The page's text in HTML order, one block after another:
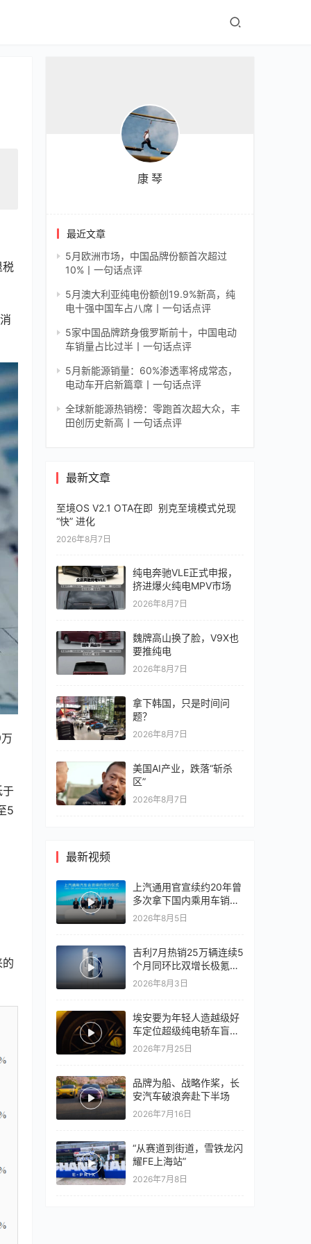
税
于
5
康 琴
最近文章
5月欧洲市场，中国品牌份额首次超过
10%丨一句话点评
5月澳大利亚纯电份额创19.9%新高，纯
电十强中国车占八席丨一句话点评
5家中国品牌跻身俄罗斯前十，中国电动
车销量占比过半丨一句话点评
5月新能源销量：60%渗透率将成常态，
电动车开启新篇章丨一句话点评
全球新能源热销榜：零跑首次超大众，丰
田创历史新高丨一句话点评
最新文章
至境OS V2.1 OTA在即 别克至境模式兑现
“快” 进化
2026年8月7日
纯电奔驰VLE正式申报，
挤进爆火纯电MPV市场
2026年8月7日
魏牌高山换了脸，V9X也
要推纯电
2026年8月7日
拿下韩国，只是时间问
题？
2026年8月7日
美国AI产业，跌落“斩杀
区”
2026年8月7日
最新视频
上汽通用官宣续约20年曾
多次拿下国内乘用车销冠
竞争激烈，上汽通用有信
2026年8月5日
吉利7月热销25万辆连续5
个月同环比双增长极氪销
量同比翻倍，出口再破10
2026年8月3日
埃安要为年轻人造越级好
车定位超级纯电轿车盲猜
18万以上
2026年7月25日
品牌为船、战略作桨，长
安汽车破浪奔赴下半场
2026年7月16日
“从赛道到街道，雪铁龙闪
耀FE上海站”
2026年7月8日